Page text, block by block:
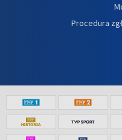
Procedura